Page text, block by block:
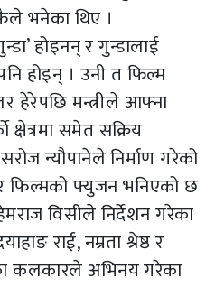
भनेका थिए ।
होइनन् र गुन्डालाई
होइन् । उनी त फिल्म
हेरेपछि मन्त्रीले आफ्ना
क्षेत्रमा समेत सक्रिय
न्यौपानेले निर्माण गरेको
र फिल्मको फ्युजन भनिएको छ
विसीले निर्देशन गरेका
राई, नम्रता श्रेष्ठ र
कलकारले अभिनय गरेका